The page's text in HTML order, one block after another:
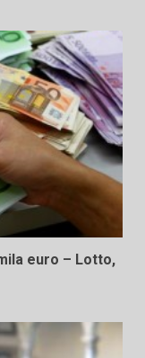
euro – Lotto,